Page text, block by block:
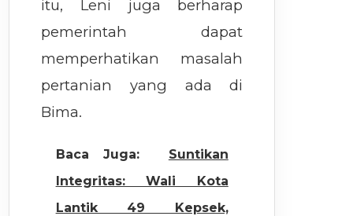
itu, Leni juga berharap
pemerintah dapat
memperhatikan masalah
pertanian yang ada di
Bima.
Baca Juga:
Suntikan
Integritas: Wali Kota
Lantik 49 Kepsek,